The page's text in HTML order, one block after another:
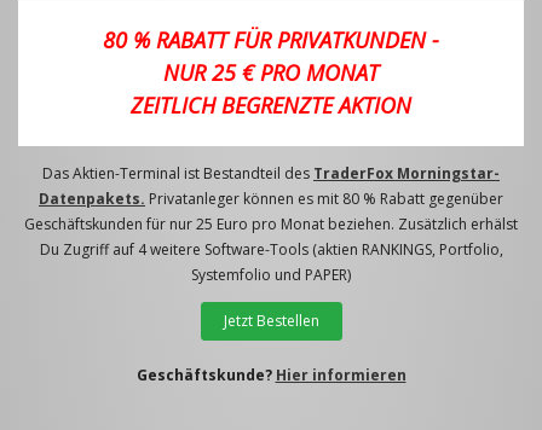
80 % RABATT FÜR PRIVATKUNDEN -
NUR 25 € PRO MONAT
ZEITLICH BEGRENZTE AKTION
Das Aktien-Terminal ist Bestandteil des TraderFox Morningstar-
Datenpakets. Privatanleger können es mit 80 % Rabatt gegenüber
Geschäftskunden für nur 25 Euro pro Monat beziehen. Zusätzlich erhälst
Du Zugriff auf 4 weitere Software-Tools (aktien RANKINGS, Portfolio,
Systemfolio und PAPER)
Jetzt Bestellen
Geschäftskunde? Hier informieren